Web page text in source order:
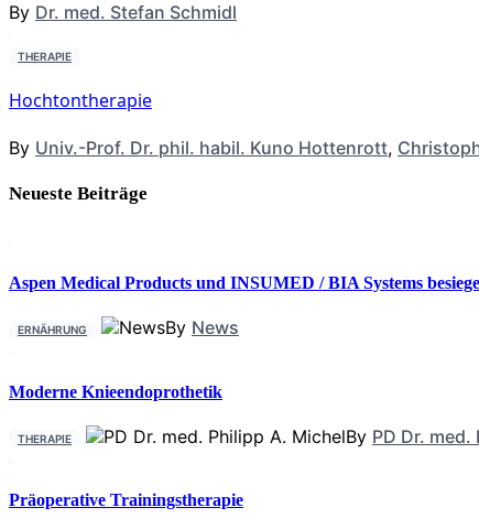
By Dr. med. Stefan Schmidl
THERAPIE
Hochtontherapie
By Univ.-Prof. Dr. phil. habil. Kuno Hottenrott,
Neueste Beiträge
Aspen Medical Products und INSUMED / BIA Systems
ERNÄHRUNG By News
Moderne Knieendoprothetik
THERAPIE By PD Dr.
Präoperative Trainingstherapie